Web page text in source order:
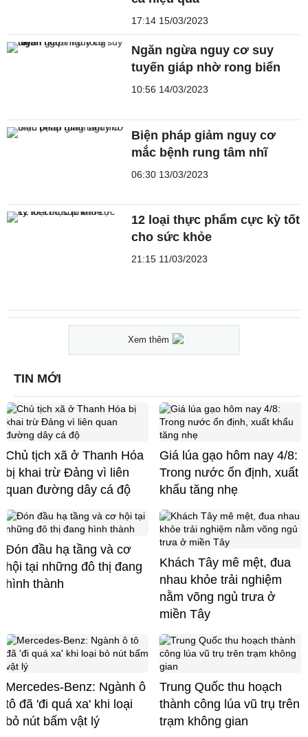
17:14 15/03/2023
Ngăn ngừa nguy cơ suy
tuyến giáp nhờ rong biển
10:56 14/03/2023
Biện pháp giảm nguy cơ
mắc bệnh rung tâm nhĩ
06:30 13/03/2023
12 loại thực phẩm cực kỳ tốt
cho sức khỏe
21:15 11/03/2023
Xem thêm
TIN MỚI
Chủ tịch xã ở Thanh Hóa
bị khai trừ Đảng vì liên
quan đường dây cá độ
Giá lúa gạo hôm nay 4/8:
Trong nước ổn định, xuất
khẩu tăng nhẹ
Đón đầu hạ tầng và cơ
hội tại những đô thị đang
hình thành
Khách Tây mê mệt, đua
nhau khỏe trải nghiệm
nằm võng ngủ trưa ở
miền Tây
Mercedes-Benz: Ngành ô
tô đã 'đi quá xa' khi loại
bỏ nút bấm vật lý
Trung Quốc thu hoạch
thành công lúa vũ trụ trên
trạm không gian